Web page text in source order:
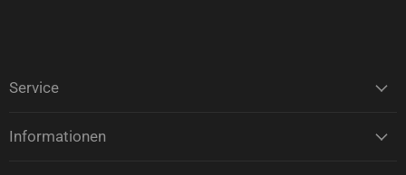
Service
Informationen